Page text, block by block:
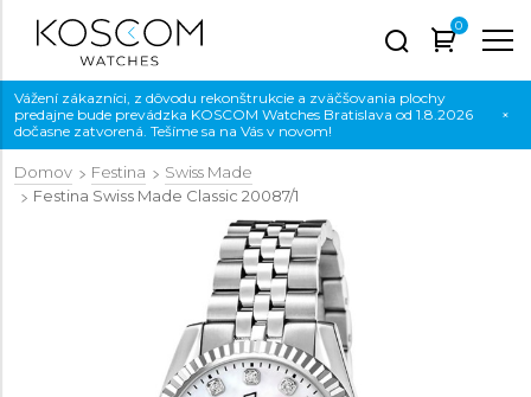
0
Vážení zákazníci, z dôvodu rekonštrukcie a zväčšovania plochy
predajne bude prevádzka KOSCOM Watches Bratislava od 1.8.2026
dočasne zatvorená. Tešíme sa na Vás v novom!
×
Domov Festina
Swiss Made
Festina Swiss Made Classic 20087/1